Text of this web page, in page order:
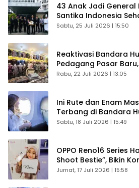
43 Anak Jadi
Santika Indonesia
Sabtu, 25 Juli 2026 | 15:50
Reaktivasi Bandara
Pedagang Pasar
Kembali Ekonomi
Rabu, 22 Juli 2026 | 13:05
Ini Rute dan Enam
Terbang di Bandara
Sabtu, 18 Juli 2026 | 15:49
OPPO Reno16 Series
Shoot Bestie”, Bikin
Betah
Jumat, 17 Juli 2026 | 15:58